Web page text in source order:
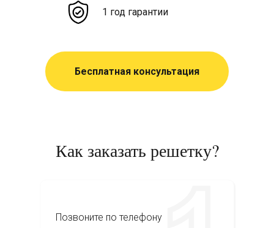
1 год гарантии
Бесплатная консультация
Как заказать решетку?
Позвоните по телефону